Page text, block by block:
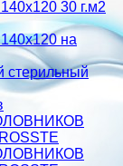
30 г.м2
на
стерильный